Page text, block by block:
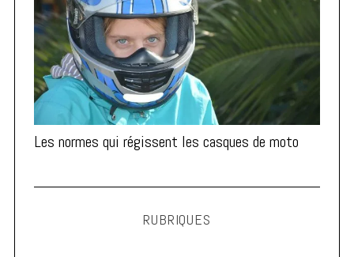
Les normes qui régissent les casques de moto
RUBRIQUES